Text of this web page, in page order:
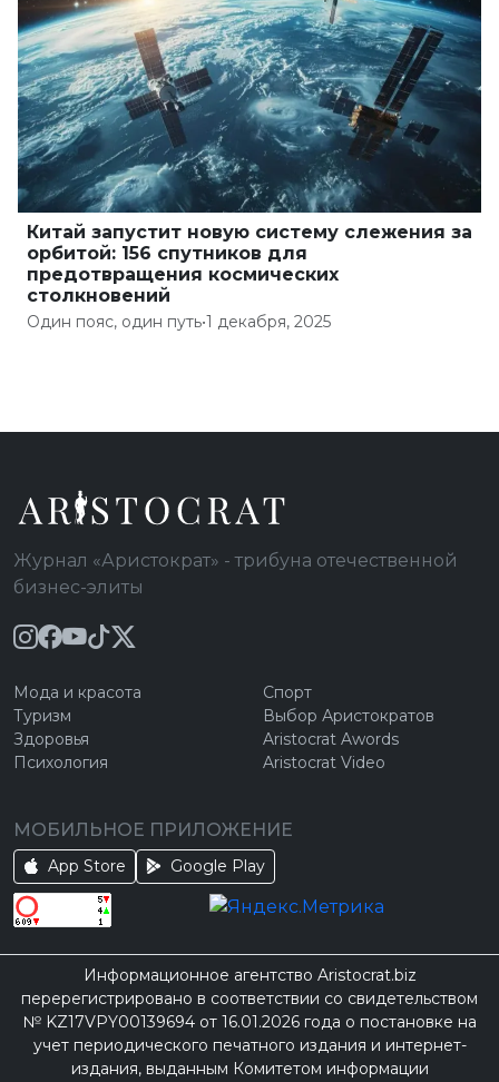
Китай запустит новую систему слежения за
орбитой: 156 спутников для
предотвращения космических
столкновений
Один пояс, один путь•1 декабря, 2025
Журнал «Аристократ» - трибуна отечественной
бизнес-элиты
Мода и красота
Туризм
Здоровья
Психология
Спорт
Выбор Аристократов
Aristocrat Awords
Aristocrat Video
МОБИЛЬНОЕ ПРИЛОЖЕНИЕ
App Store Google Play
Информационное агентство Aristocrat.biz
перерегистрировано в соответствии со свидетельством
№ KZ17VPY00139694 от 16.01.2026 года о постановке на
учет периодического печатного издания и интернет-
издания, выданным Комитетом информации